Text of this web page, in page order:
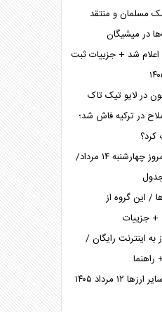
مسلمان و منتقد
در میشیگان
شد + جزییات ثبت
در لایو تیک تاک
در ترکیه فاش شد؛
آخرین قیمت طلا و سکه امروز چهارشنبه ۱۴ مرداد/
/ این گروه از
+ جزییات
اینترنت رایگان /
آخرین قیمت دلار، یورو و سایر ارز‌ها ۱۲ مرداد ۱۴۰۵